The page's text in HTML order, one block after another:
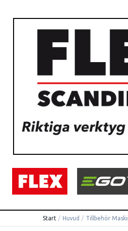
Start / Huvud / Tillbehör